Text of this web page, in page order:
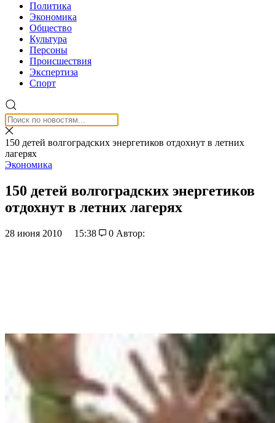
Политика
Экономика
Общество
Культура
Персоны
Происшествия
Экспертиза
Спорт
150 детей волгоградских энергетиков отдохнут в летних
лагерях
Экономика
150 детей волгоградских энергетиков
отдохнут в летних лагерях
28 июня 2010 15:38 0 Автор: